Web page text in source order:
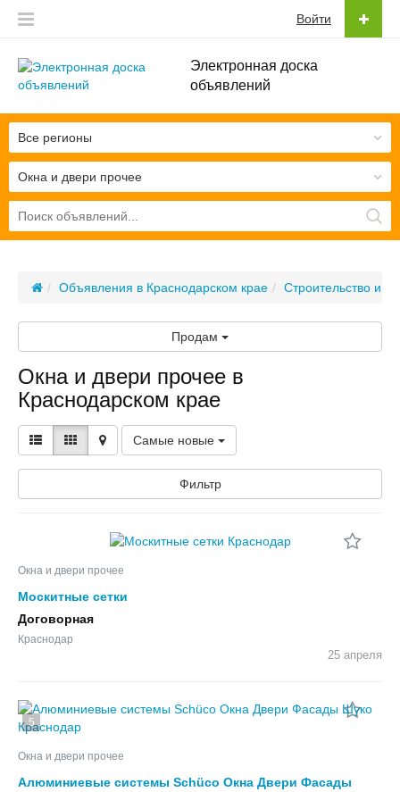
Электронная доска
объявлений
Войти
Окна и двери прочее
Все регионы
Объявления в Краснодарском крае Строительство и
Продам
Окна и двери прочее в
Краснодарском крае
Самые новые
Фильтр
Окна и двери прочее
Москитные сетки
Договорная
Краснодар
25 апреля
5
Окна и двери прочее
Алюминиевые системы Schüco Окна Двери Фасады